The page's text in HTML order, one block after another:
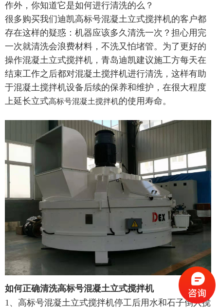
作外，你知道它是如何进行清洗的么？
很多购买我们迪凯高标号混凝土立式搅拌机的客户都
存在这样的疑惑：机器应该多久清洗一次？担心用完
一次就清洗会浪费材料，不洗又怕堵管。为了更好的
操作混凝土立式搅拌机，青岛迪凯建议施工方每天在
结束工作之后都对混凝土搅拌机进行清洗，这样有助
于混凝土搅拌机设备后续的保养和维护，在很大程度
上延长立式高标号混凝土搅拌机的使用寿命。
如何正确清洗高标号混凝土立式搅拌机
1、高标号混凝土立式搅拌机停工后用水和石子倒入搅